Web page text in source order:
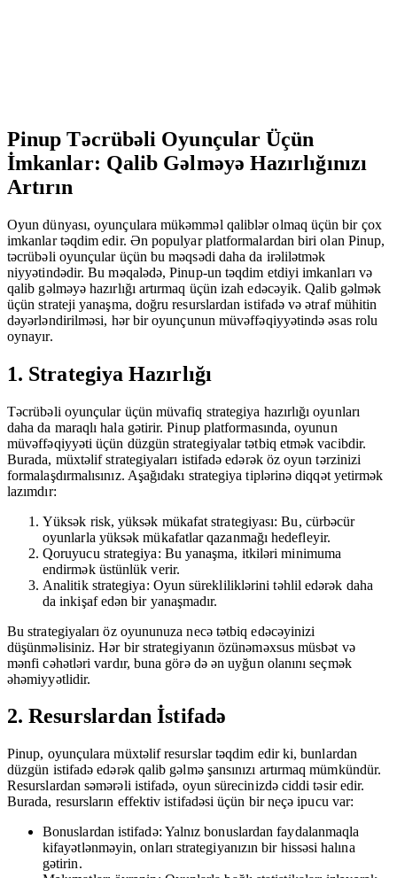
Pinup Təcrübəli Oyunçular Üçün
İmkanlar: Qalib Gəlməyə Hazırlığınızı
Artırın
Oyun dünyası, oyunçulara mükəmməl qaliblər olmaq üçün bir çox
imkanlar təqdim edir. Ən populyar platformalardan biri olan Pinup,
təcrübəli oyunçular üçün bu məqsədi daha da irəlilətmək
niyyətindədir. Bu məqalədə, Pinup-un təqdim etdiyi imkanları və
qalib gəlməyə hazırlığı artırmaq üçün izah edəcəyik. Qalib gəlmək
üçün strateji yanaşma, doğru resurslardan istifadə və ətraf mühitin
dəyərləndirilməsi, hər bir oyunçunun müvəffəqiyyətində əsas rolu
oynayır.
1. Strategiya Hazırlığı
Təcrübəli oyunçular üçün müvafiq strategiya hazırlığı oyunları
daha da maraqlı hala gətirir. Pinup platformasında, oyunun
müvəffəqiyyəti üçün düzgün strategiyalar tətbiq etmək vacibdir.
Burada, müxtəlif strategiyaları istifadə edərək öz oyun tərzinizi
formalaşdırmalısınız. Aşağıdakı strategiya tiplərinə diqqət yetirmək
lazımdır:
Yüksək risk, yüksək mükafat strategiyası: Bu, cürbəcür
oyunlarla yüksək mükafatlar qazanmağı hedefleyir.
Qoruyucu strategiya: Bu yanaşma, itkiləri minimuma
endirmək üstünlük verir.
Analitik strategiya: Oyun sürekliliklərini təhlil edərək daha
da inkişaf edən bir yanaşmadır.
Bu strategiyaları öz oyununuza necə tətbiq edəcəyinizi
düşünməlisiniz. Hər bir strategiyanın özünəməxsus müsbət və
mənfi cəhətləri vardır, buna görə də ən uyğun olanını seçmək
əhəmiyyətlidir.
2. Resurslardan İstifadə
Pinup, oyunçulara müxtəlif resurslar təqdim edir ki, bunlardan
düzgün istifadə edərək qalib gəlmə şansınızı artırmaq mümkündür.
Resurslardan səmərəli istifadə, oyun sürecinizdə ciddi təsir edir.
Burada, resursların effektiv istifadəsi üçün bir neçə ipucu var:
Bonuslardan istifadə: Yalnız bonuslardan faydalanmaqla
kifayətlənməyin, onları strategiyanızın bir hissəsi halına
gətirin.